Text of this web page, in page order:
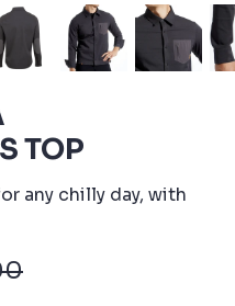
TOP
any chilly day, with